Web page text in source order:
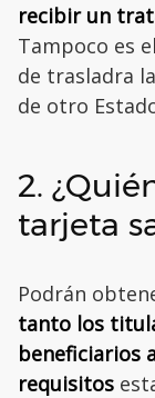
recibir un
Tampoco es
de trasladra
de otro
2.
tarjeta
Podrán
tanto los
beneficiarios
requisitos